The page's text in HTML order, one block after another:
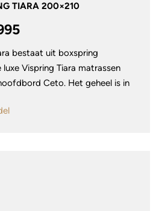
TIARA 200×210
bestaat uit boxspring
Vispring Tiara matrassen
Ceto. Het geheel is in